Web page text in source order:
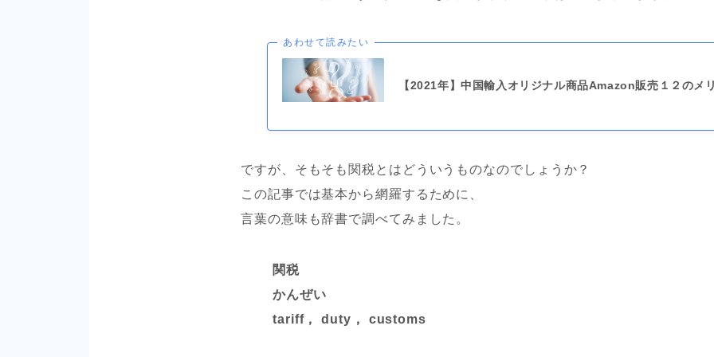
あわせて読みたい
【2021年】中国輸入オリジナル商品Amazon販売１２のメ
ですが、そもそも関税とはどういうものなのでしょうか？
この記事では基本から網羅するために、
言葉の意味も辞書で調べてみました。
関税
かんぜい
tariff， duty， customs